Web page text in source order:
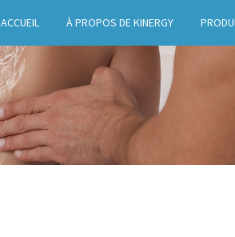
ACCUEIL À PROPOS DE KINERGY